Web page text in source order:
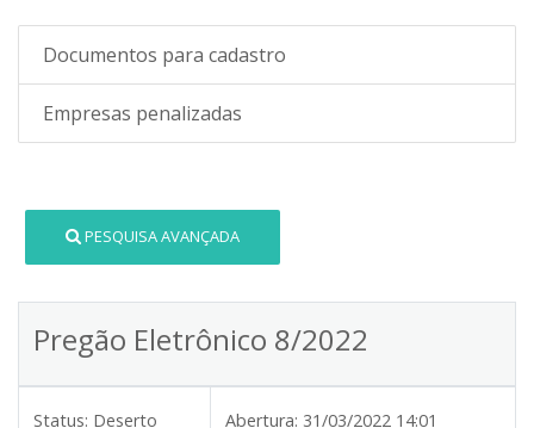
Documentos para cadastro
Empresas penalizadas
PESQUISA AVANÇADA
Pregão Eletrônico 8/2022
Status: Deserto Abertura: 31/03/2022 14:01